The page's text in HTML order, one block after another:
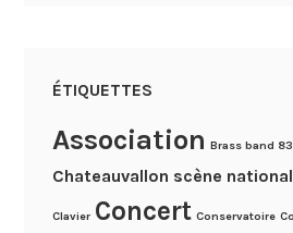
ÉTIQUETTES
Association Brass band 83
Chateauvallon scène
Clavier Concert Conservatoire